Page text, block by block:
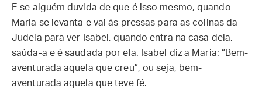
E se alguém duvida de que é isso mesmo, quando
Maria se levanta e vai às pressas para as colinas da
Judeia para ver Isabel, quando entra na casa dela,
saúda-a e é saudada por ela. Isabel diz a Maria: “Bem-
aventurada aquela que creu”, ou seja, bem-
aventurada aquela que teve fé.